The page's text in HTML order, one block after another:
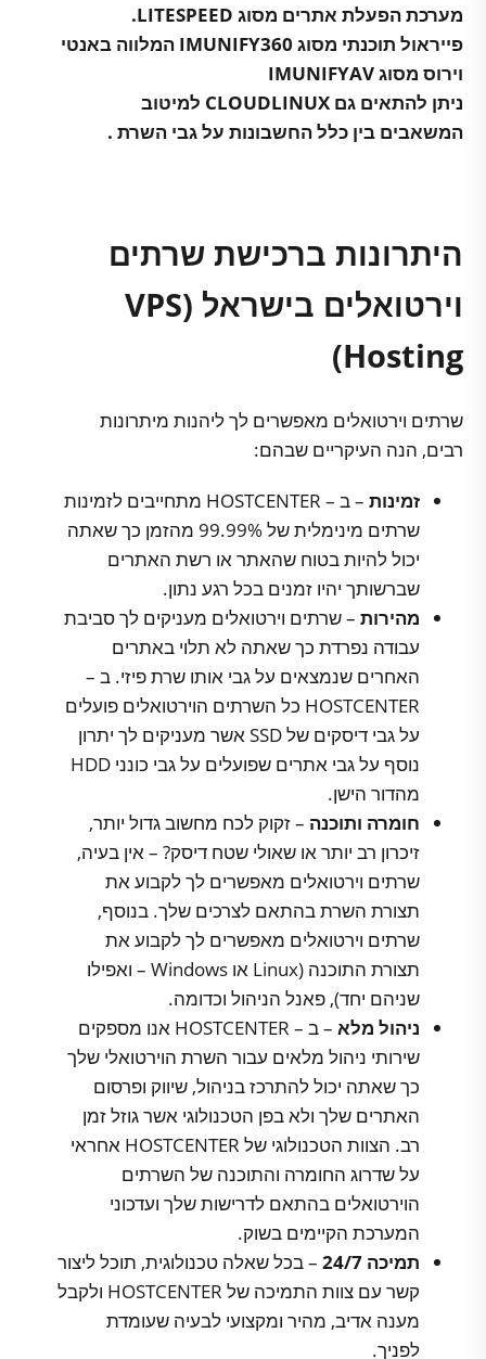
מערכת הפעלת אתרים מסוג LITESPEED.
פייראול תוכנתי מסוג IMUNIFY360 המלווה באנטי
וירוס מסוג IMUNIFYAV
ניתן להתאים גם CLOUDLINUX למיטוב
המשאבים בין כלל החשבונות על גבי השרת .
היתרונות ברכישת שרתים
וירטואלים בישראל (VPS
Hosting)
שרתים וירטואלים מאפשרים לך ליהנות מיתרונות
רבים, הנה העיקריים שבהם:
זמינות
– ב – HOSTCENTER מתחייבים לזמינות
שרתים מינימלית של 99.99% מהזמן כך שאתה
יכול להיות בטוח שהאתר או רשת האתרים
שברשותך יהיו זמנים בכל רגע נתון.
מהירות– שרתים וירטואלים מעניקים לך סביבת
עבודה נפרדת כך שאתה לא תלוי באתרים
האחרים שנמצאים על גבי אותו שרת פיזי. ב –
HOSTCENTER כל השרתים הוירטואלים פועלים
על גבי דיסקים של SSD אשר מעניקים לך יתרון
נוסף על גבי אתרים שפועלים על גבי כונני HDD
מהדור הישן.
חומרה ותוכנה – זקוק לכח מחשוב גדול יותר,
זיכרון רב יותר או שאולי שטח דיסק? – אין בעיה,
שרתים וירטואלים מאפשרים לך לקבוע את
תצורת השרת בהתאם לצרכים שלך. בנוסף,
שרתים וירטואלים מאפשרים לך לקבוע את
תצורת התוכנה (Linux או Windows – ואפילו
שניהם יחד), פאנל הניהול וכדומה.
ניהול מלא
– ב – HOSTCENTER אנו מספקים
שירותי ניהול מלאים עבור השרת הוירטואלי שלך
כך שאתה יכול להתרכז בניהול, שיווק ופרסום
האתרים שלך ולא בפן הטכנולוגי אשר גוזל זמן
רב. הצוות הטכנולוגי של HOSTCENTER אחראי
על שדרוג החומרה והתוכנה של השרתים
הוירטואלים בהתאם לדרישות שלך ועדכוני
המערכת הקיימים בשוק.
תמיכה 24/7
– בכל שאלה טכנולוגית, תוכל ליצור
קשר עם צוות התמיכה של HOSTCENTER ולקבל
מענה אדיב, מהיר ומקצועי לבעיה שעומדת
לפניך.